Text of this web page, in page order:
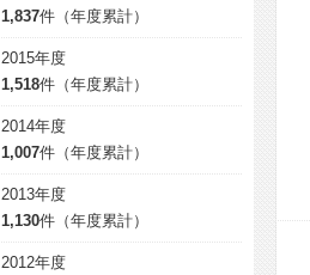
1,837件（年度累計）
2015年度
1,518件（年度累計）
2014年度
1,007件（年度累計）
2013年度
1,130件（年度累計）
2012年度